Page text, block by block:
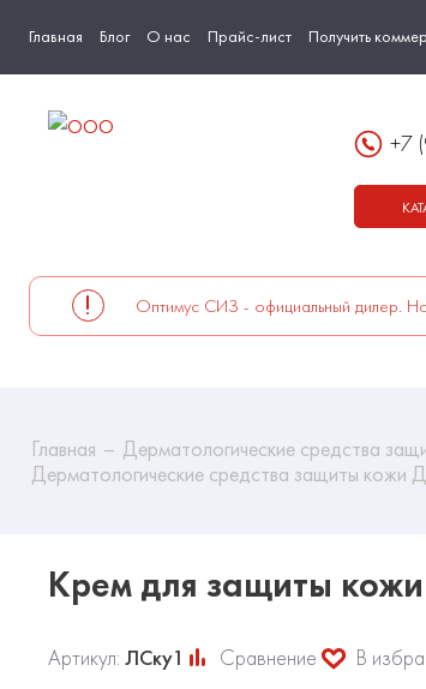
Главная Блог О нас Прайс-лист Получить
+7
Оптимус СИЗ - официальный дилер.
Главная Дерматологические средства
Дерматологические средства защиты
Крем для защиты кожи
Артикул: ЛСку1 Сравнение В